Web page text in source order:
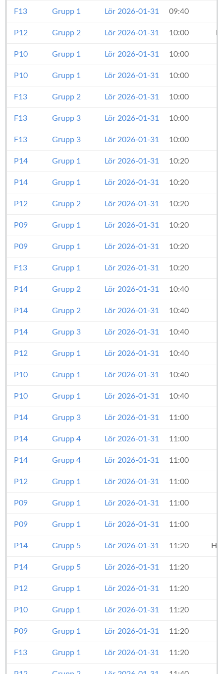
F13 Grupp 1 Lör 2026-01-31 09:40
P12 Grupp 2 Lör 2026-01-31 10:00
P10 Grupp 1 Lör 2026-01-31 10:00
P10 Grupp 1 Lör 2026-01-31 10:00
F13 Grupp 2 Lör 2026-01-31 10:00
F13 Grupp 3 Lör 2026-01-31 10:00
F13 Grupp 3 Lör 2026-01-31 10:00
P14 Grupp 1 Lör 2026-01-31 10:20
P14 Grupp 1 Lör 2026-01-31 10:20
P12 Grupp 2 Lör 2026-01-31 10:20
P09 Grupp 1 Lör 2026-01-31 10:20
P09 Grupp 1 Lör 2026-01-31 10:20
F13 Grupp 1 Lör 2026-01-31 10:20
P14 Grupp 2 Lör 2026-01-31 10:40
P14 Grupp 2 Lör 2026-01-31 10:40
P14 Grupp 3 Lör 2026-01-31 10:40
P12 Grupp 1 Lör 2026-01-31 10:40
P10 Grupp 1 Lör 2026-01-31 10:40
P10 Grupp 1 Lör 2026-01-31 10:40
P14 Grupp 3 Lör 2026-01-31 11:00
P14 Grupp 4 Lör 2026-01-31 11:00
P14 Grupp 4 Lör 2026-01-31 11:00
P12 Grupp 1 Lör 2026-01-31 11:00
P09 Grupp 1 Lör 2026-01-31 11:00
P09 Grupp 1 Lör 2026-01-31 11:00
P14 Grupp 5 Lör 2026-01-31 11:20
P14 Grupp 5 Lör 2026-01-31 11:20
P12 Grupp 1 Lör 2026-01-31 11:20
P10 Grupp 1 Lör 2026-01-31 11:20
P09 Grupp 1 Lör 2026-01-31 11:20
F13 Grupp 1 Lör 2026-01-31 11:20